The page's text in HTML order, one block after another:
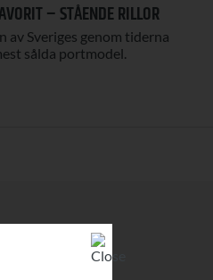
– STÅENDE RILLOR
av Sveriges genom tiderna
sålda portmodel.